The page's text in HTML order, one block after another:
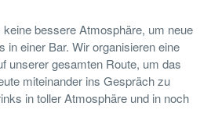
bessere Atmosphäre, um neue
in einer Bar. Wir organisieren eine
unserer gesamten Route, um das
miteinander ins Gespräch zu
in toller Atmosphäre und in noch